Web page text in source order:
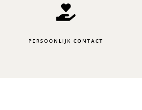
PERSOONLIJK CONTACT